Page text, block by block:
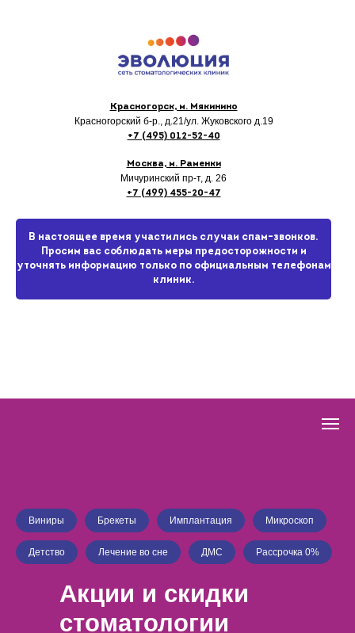
Красногорск, м. Мякинино
Красногорский б-р., д.21/ул. Жуковского д.19
+7 (495) 012-52-40
Москва, м. Раменки
Мичуринский пр-т, д. 26
+7 (499) 455-20-47
В настоящее время участились случаи спам-звонков.
Просим вас соблюдать меры предосторожности и
уточнять информацию только по официальным телефонам
клиник.
Виниры Брекеты Имплантация Микроскоп
Детство Лечение во сне ДМС Рассрочка 0%
Акции и скидки
стоматологии